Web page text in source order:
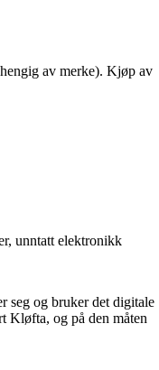
av merke). Kjøp av
unntatt elektronikk
seg og bruker det digitale
Kløfta, og på den måten